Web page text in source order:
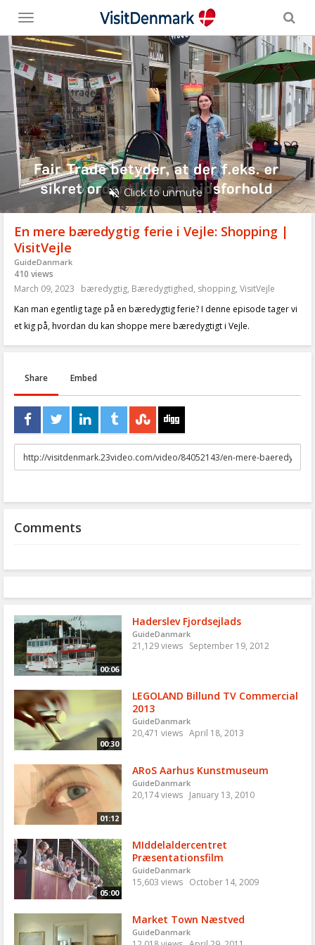
Toggle
menu
En mere bæredygtig ferie i Vejle: Shopping |
VisitVejle
GuideDanmark
410 views
March 09, 2023
bæredygtig, Bæredygtighed, shopping, VisitVejle
Kan man egentlig tage på en bæredygtig ferie? I denne episode tager vi
et kig på, hvordan du kan shoppe mere bæredygtigt i Vejle.
Share Embed
URL
to
Comments
00:06
Haderslev Fjordsejlads
GuideDanmark
21,129 views September 19, 2012
00:30
LEGOLAND Billund TV Commercial
2013
GuideDanmark
20,471 views April 18, 2013
01:12
ARoS Aarhus Kunstmuseum
GuideDanmark
20,174 views January 13, 2010
05:00
MIddelaldercentret
Præsentationsfilm
GuideDanmark
15,603 views October 14, 2009
Market Town Næstved
GuideDanmark